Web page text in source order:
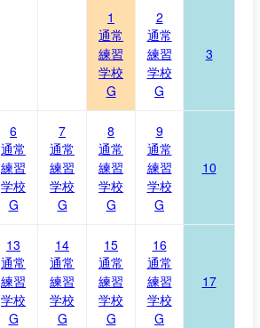
1
通常
練習
学校
G
2
通常
練習
学校
G
3
6
通常
練習
学校
G
7
通常
練習
学校
G
8
通常
練習
学校
G
9
通常
練習
学校
G
10
13
通常
練習
学校
G
14
通常
練習
学校
G
15
通常
練習
学校
G
16
通常
練習
学校
G
17